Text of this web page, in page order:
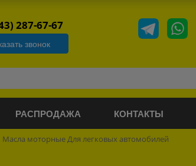
287-67-67
звонок
РАСПРОДАЖА КОНТАКТЫ
Масла моторные Для легковых автомобилей